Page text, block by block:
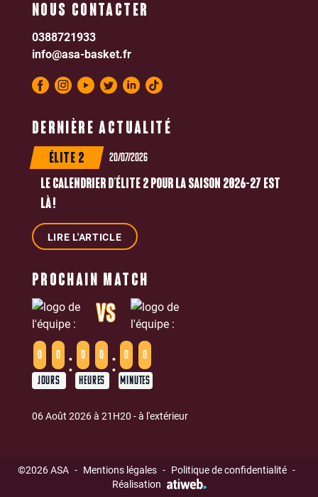
DERNIÈRE ACTUALITÉ
ÉLITE 2 20/07/2026
LE CALENDRIER D’ÉLITE 2 POUR LA SAISON 2026-27 EST
LÀ !
LIRE L'ARTICLE
NOUS CONTACTER
0388721933
info@asa-basket.fr
PROCHAIN MATCH
0 0
JOURS
: 0 0
HEURES
: 0 0
MINUTES
VS
06 Août 2026 à 21H20 - à l'extérieur
©2026 ASA - Mentions légales - Politique de confidentialité -
Réalisation